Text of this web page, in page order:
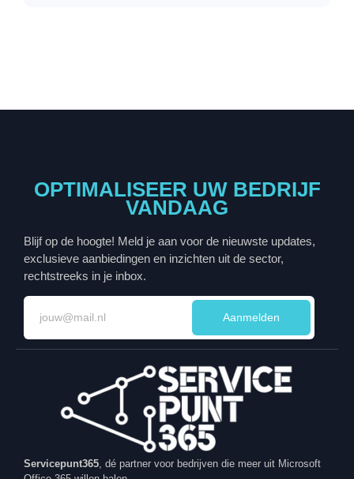
OPTIMALISEER UW BEDRIJF
VANDAAG
Blijf op de hoogte! Meld je aan voor de nieuwste updates,
exclusieve aanbiedingen en inzichten uit de sector,
rechtstreeks in je inbox.
Aanmelden
Servicepunt365, dé partner voor bedrijven die meer uit Microsoft